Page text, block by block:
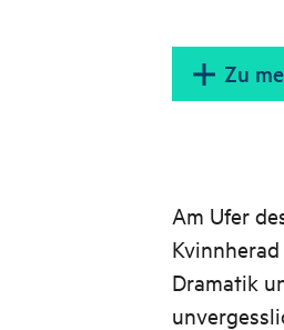
Zu
Am Ufer
Dramatik